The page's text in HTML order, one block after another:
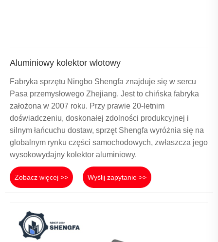
Aluminiowy kolektor wlotowy
Fabryka sprzętu Ningbo Shengfa znajduje się w sercu
Pasa przemysłowego Zhejiang. Jest to chińska fabryka
założona w 2007 roku. Przy prawie 20-letnim
doświadczeniu, doskonałej zdolności produkcyjnej i
silnym łańcuchu dostaw, sprzęt Shengfa wyróżnia się na
globalnym rynku części samochodowych, zwłaszcza jego
wysokowydajny kolektor aluminiowy.
Zobacz więcej >> Wyślij zapytanie >>